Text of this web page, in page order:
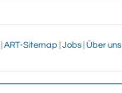
ART-Sitemap Jobs Über uns